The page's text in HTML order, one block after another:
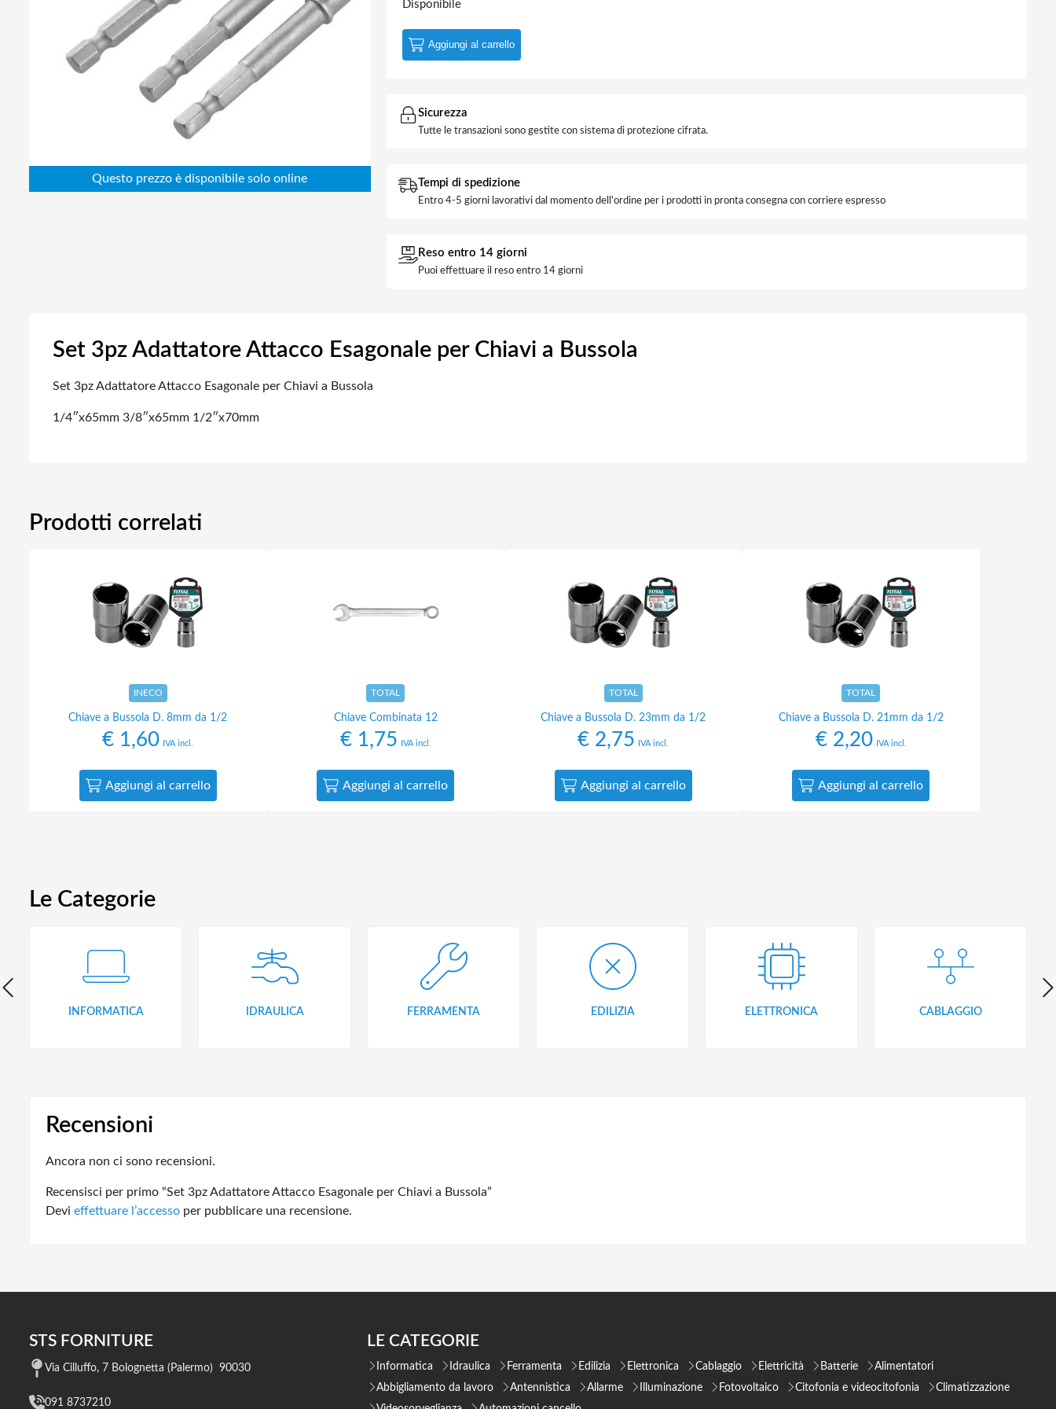
Abbigliamento da lavoro
Alimentatori
Batterie
Elettronica
Edilizia
Disponibile
Aggiungi al carrello
Sicurezza
Tutte le transazioni sono gestite con sistema di protezione cifrata.
Tempi di spedizione
Entro 4-5 giorni lavorativi dal momento dell'ordine per i prodotti in pronta consegna con corriere espresso
Reso entro 14 giorni
Puoi effettuare il reso entro 14 giorni
Set 3pz Adattatore Attacco Esagonale per Chiavi a Bussola
Set 3pz Adattatore Attacco Esagonale per Chiavi a Bussola
1/4″x65mm 3/8″x65mm 1/2″x70mm
Prodotti correlati
INECO
Chiave a Bussola D. 8mm da 1/2
€ 1,60 IVA incl.
Aggiungi al carrello
TOTAL
Chiave Combinata 12
€1,75 IVA incl.
Aggiungi al carrello
TOTAL
Chiave a Bussola D. 23mm da 1/2
€ 2,75 IVA incl.
Aggiungi al carrello
TOTAL
Chiave a Bussola D. 21mm da 1/2
€2,20 IVA incl.
Aggiungi al carrello
Le Categorie
INFORMATICA IDRAULICA FERRAMENTA EDILIZIA ELETTRONICA CABLAGGIO
Recensioni
Ancora non ci sono recensioni.
Recensisci per primo “Set 3pz Adattatore Attacco Esagonale per Chiavi a Bussola”
Devi effettuare l’accesso per pubblicare una recensione.
STS FORNITURE
Via Cilluffo, 7 Bolognetta (Palermo) 90030
091 8737210
LE CATEGORIE
Informatica Idraulica Ferramenta Edilizia Elettronica Cablaggio Elettricità Batterie
Alimentatori
Abbigliamento da lavoro
Antennistica Allarme Illuminazione Fotovoltaico Citofonia e videocitofonia
Climatizzazione